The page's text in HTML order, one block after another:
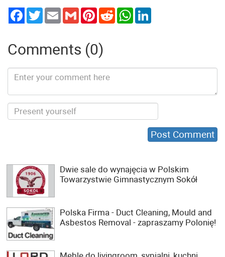
TwitterEmail Gmail PinterestReddit WhatsApp
Comments (0)
Dwie sale do wynajęcia w Polskim
Towarzystwie Gimnastycznym Sokół
Polska Firma - Duct Cleaning, Mould and
Asbestos Removal - zapraszamy Polonię!